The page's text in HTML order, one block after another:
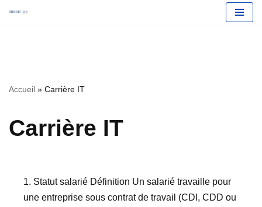
au
Accueil » Carrière IT
Carrière IT
1. Statut salarié Définition Un salarié travaille pour
une entreprise sous contrat de travail (CDI, CDD ou